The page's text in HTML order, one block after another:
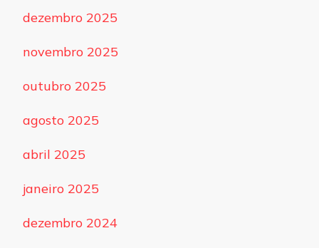
dezembro 2025
novembro 2025
outubro 2025
agosto 2025
abril 2025
janeiro 2025
dezembro 2024